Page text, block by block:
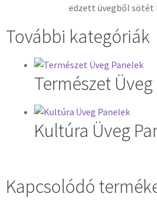
További kategóriák
Természet
Kultúra Üveg
Kapcsolódó